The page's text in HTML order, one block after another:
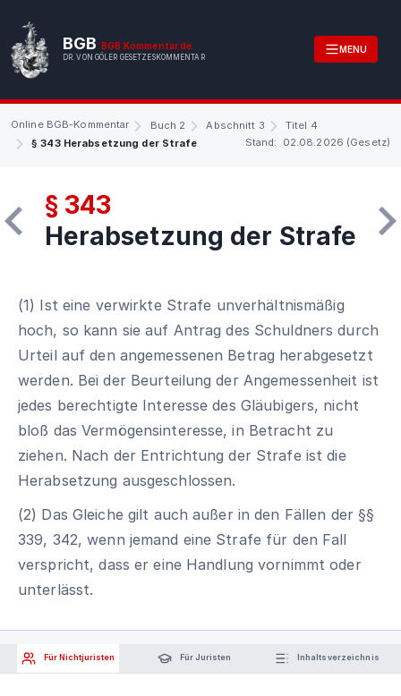
BGB BGB.Kommentar.de
DR. VON GÖLER GESETZESKOMMENTAR
MENU
Online BGB-Kommentar Buch 2 Abschnitt 3
Titel 4
§ 343 Herabsetzung der Strafe
Stand: 02.08.2026 (Gesetz)
§ 343
Herabsetzung der Strafe
(1) Ist eine verwirkte Strafe unverhältnismäßig
hoch, so kann sie auf Antrag des Schuldners durch
Urteil auf den angemessenen Betrag herabgesetzt
werden. Bei der Beurteilung der Angemessenheit ist
jedes berechtigte Interesse des Gläubigers, nicht
bloß das Vermögensinteresse, in Betracht zu
ziehen. Nach der Entrichtung der Strafe ist die
Herabsetzung ausgeschlossen.
(2) Das Gleiche gilt auch außer in den Fällen der §§
339, 342, wenn jemand eine Strafe für den Fall
verspricht, dass er eine Handlung vornimmt oder
unterlässt.
Für Nichtjuristen Für Juristen Inhaltsverzeichnis